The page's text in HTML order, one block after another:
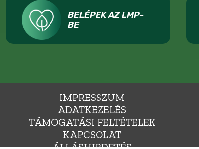
BELÉPEK AZ LMP-
BE
IMPRESSZUM
ADATKEZELÉS
TÁMOGATÁSI FELTÉTELEK
KAPCSOLAT